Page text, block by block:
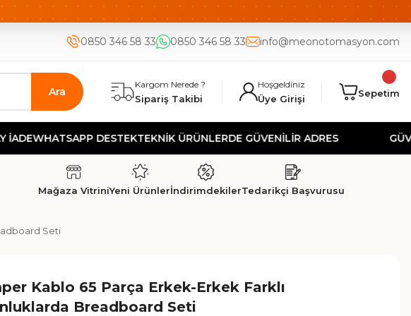
KOLAY İADE UYGUN FİYAT
0850 346 58 33 0850 346 58 33 info@meonotomasyon.com
Ara
Kargom Nerede ?
Sipariş Takibi
Hoşgeldiniz
Üye Girişi Sepetim
DESTEKTEKNİK ÜRÜNLERDE GÜVENİLİR ADRES GÜVENLİ
Mağaza VitriniYeni ÜrünlerİndirimdekilerTedarikçi Başvurusu
Seti
Kablo 65 Parça Erkek-Erkek Farklı
Breadboard Seti